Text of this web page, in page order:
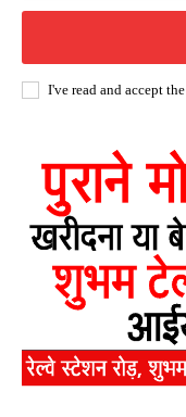
I've read and accept the